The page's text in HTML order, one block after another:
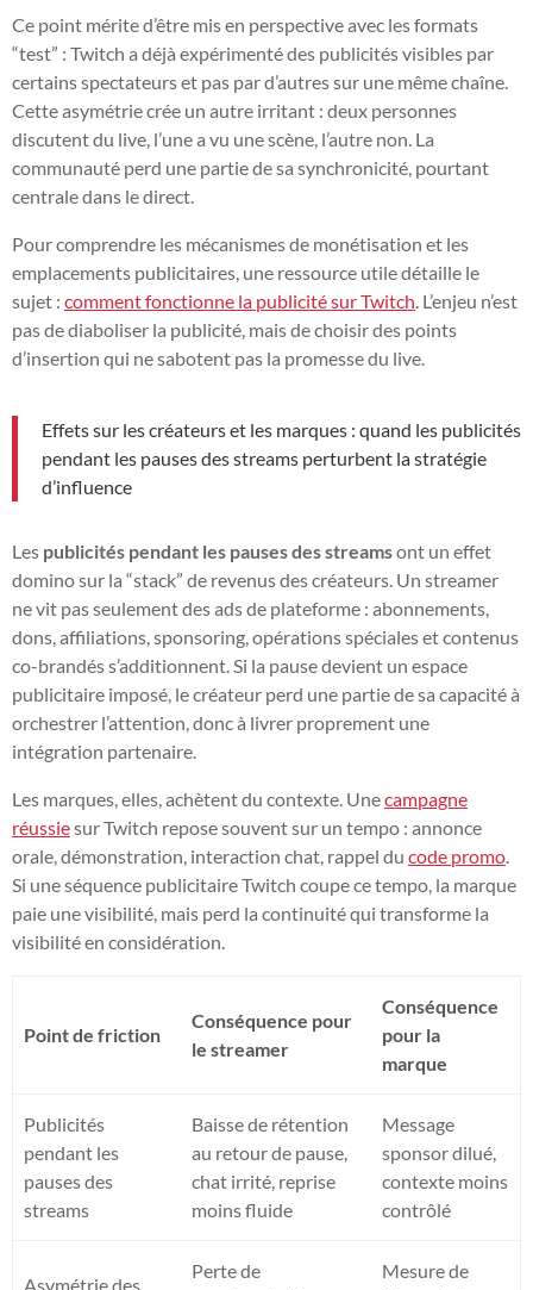
Ce point mérite d’être mis en perspective avec les formats
“test” : Twitch a déjà expérimenté des publicités visibles par
certains spectateurs et pas par d’autres sur une même chaîne.
Cette asymétrie crée un autre irritant : deux personnes
discutent du live, l’une a vu une scène, l’autre non. La
communauté perd une partie de sa synchronicité, pourtant
centrale dans le direct.
Pour comprendre les mécanismes de monétisation et les
emplacements publicitaires, une ressource utile détaille le
sujet : comment fonctionne la publicité sur Twitch . L’enjeu n’est
pas de diaboliser la publicité, mais de choisir des points
d’insertion qui ne sabotent pas la promesse du live.
Effets sur les créateurs et les marques : quand les publicités
pendant les pauses des streams perturbent la stratégie
d’influence
Les publicités pendant les pauses des streamsont un effet
domino sur la “stack” de revenus des créateurs. Un streamer
ne vit pas seulement des ads de plateforme : abonnements,
dons, affiliations, sponsoring, opérations spéciales et contenus
co-brandés s’additionnent. Si la pause devient un espace
publicitaire imposé, le créateur perd une partie de sa capacité à
orchestrer l’attention, donc à livrer proprement une
intégration partenaire.
Les marques, elles, achètent du contexte. Unecampagne
réussiesur Twitch repose souvent sur un tempo : annonce
orale, démonstration, interaction chat, rappel du code promo
Si une séquence publicitaire Twitch coupe ce tempo, la marque
paie une visibilité, mais perd la continuité qui transforme la
visibilité en considération.
Point de friction
Conséquence pour
le streamer
Conséquence
pour la
marque
Publicités
pendant les
pauses des
streams
Baisse de rétention
au retour de pause,
chat irrité, reprise
moins fluide
Message
sponsor dilué,
contexte moins
contrôlé
Asymétrie des
Perte de
Mesure de